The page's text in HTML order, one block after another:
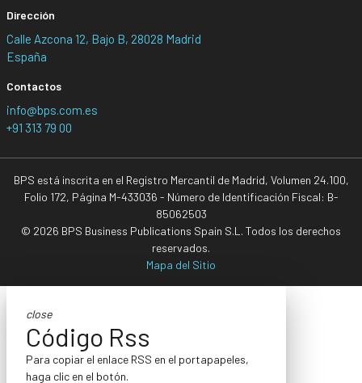
Dirección
Calle Azcona 12, Bajo B, 28028 Madrid
España
Contactos
info@bps.com.es
+91 313 79 00
BPS está inscrita en el Registro Mercantil de Madrid, Volumen 24.100,
Folio 172, Página M-433036 - Número de Identificación Fiscal: B-
85062503
© 2026 BPS Business Publications Spain S.L. Todos los derechos
reservados.
Mapa del Sitio
close
Código Rss
Para copiar el enlace RSS en el portapapeles,
haga clic en el botón.